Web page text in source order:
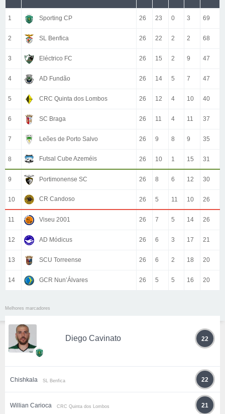
1 Sporting CP 26 23 0 3 69
2 SL Benfica 26 22 2 2 68
3 Eléctrico FC 26 15 2 9 47
4 AD Fundão 26 14 5 7 47
5 CRC Quinta dos Lombos 26 12 4 10 40
6 SC Braga 26 11 4 11 37
7 Leões de Porto Salvo 26 9 8 9 35
8 Futsal Cube Azeméis 26 10 1 15 31
9 Portimonense SC 26 8 6 12 30
10 CR Candoso 26 5 11 10 26
11 Viseu 2001 26 7 5 14 26
12 AD Módicus 26 6 3 17 21
13 SCU Torreense 26 6 2 18 20
14 GCR Nun’Álvares 26 5 5 16 20
Melhores marcadores
Diego Cavinato 22
Chishkala SL Benfica 22
Willian Carioca CRC Quinta dos Lombos 21